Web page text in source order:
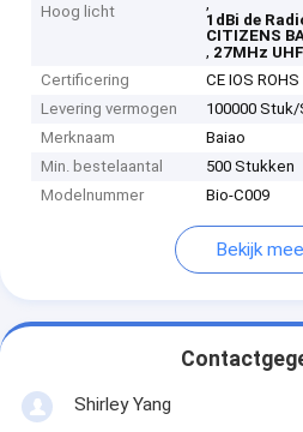
Hoog licht
1dBi de
CITIZENS
, 27MHz
Certificering
CE IOS
Levering vermogen
100000
Merknaam
Baiao
Min. bestelaantal
500 Stukken
Modelnummer
Bio-C009
Bekijk
Shirley Yang